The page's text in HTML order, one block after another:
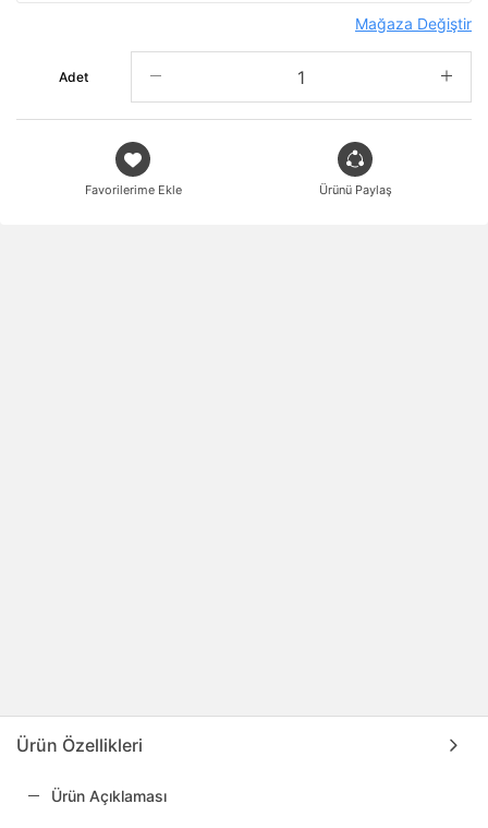
Mağaza Değiştir
Adet
Favorilerime Ekle Ürünü Paylaş
Ürün Özellikleri
Ürün Açıklaması